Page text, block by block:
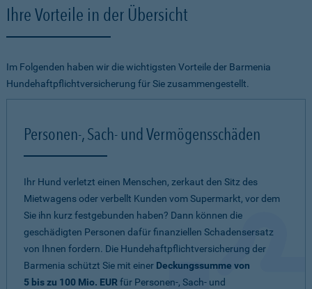
Ihre Vorteile in der Übersicht
Im Folgenden haben wir die wichtigsten Vorteile der Barmenia
Hundehaftpflichtversicherung für Sie zusammengestellt.
Personen-, Sach- und Vermögensschäden
Ihr Hund verletzt einen Menschen, zerkaut den Sitz des
Mietwagens oder verbellt Kunden vom Supermarkt, vor dem
Sie ihn kurz festgebunden haben? Dann können die
geschädigten Personen dafür finanziellen Schadensersatz
von Ihnen fordern. Die Hundehaftpflichtversicherung der
Barmenia schützt Sie mit einer Deckungssumme von
5 bis zu 100 Mio. EURfür Personen-, Sach- und